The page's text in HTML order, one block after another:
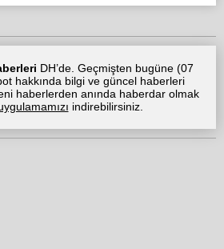
DH’de. Geçmişten bugüne (07
hakkında bilgi ve güncel haberleri
haberlerden anında haberdar olmak
indirebilirsiniz.